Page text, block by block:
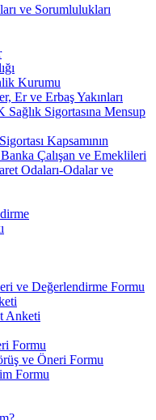
ve Sorumlulukları
Kurumu
Er ve Erbaş Yakınları
Sağlık Sigortasına Mensup
Kapsamının
Banka Çalışan ve Emeklileri
Odaları-Odalar ve
ve Değerlendirme Formu
Anketi
Formu
ve Öneri Formu
Formu